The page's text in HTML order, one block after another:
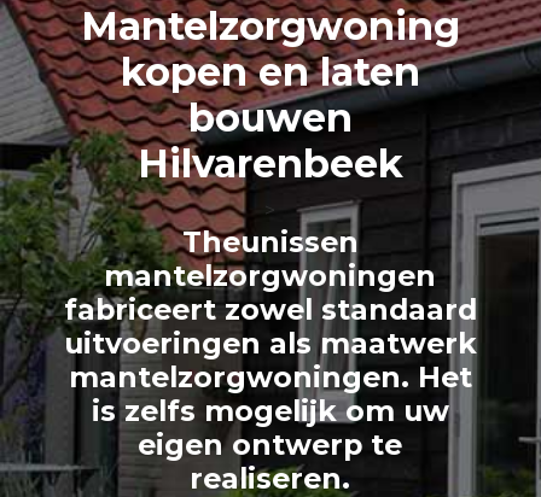
Mantelzorgwoning
kopen en laten
bouwen
Hilvarenbeek
>
Theunissen
mantelzorgwoningen
fabriceert zowel standaard
uitvoeringen als maatwerk
mantelzorgwoningen. Het
is zelfs mogelijk om uw
eigen ontwerp te
realiseren.